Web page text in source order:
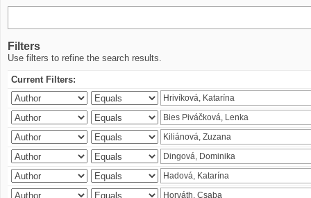
Filters
Use filters to refine the search results.
Current Filters: